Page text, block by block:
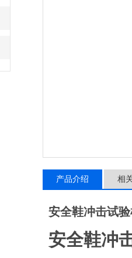
产品介绍 相
安全鞋冲击试
安全鞋冲